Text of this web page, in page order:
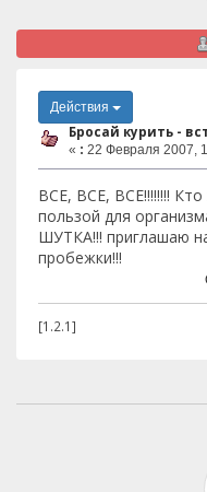
Действия
Бросай курить -
« : 22 Февраля 2007,
ВСЕ, ВСЕ, ВСЕ!!!!!!!!
пользой для
ШУТКА!!! приглашаю
пробежки!!!
[1.2.1]